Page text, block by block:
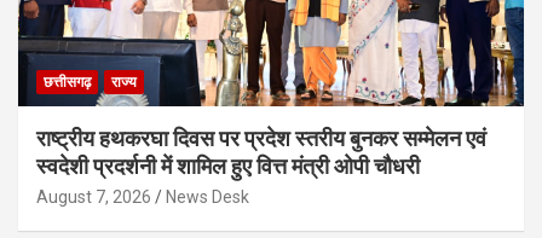
छत्तीसगढ़ राज्य
राष्ट्रीय हथकरघा दिवस पर प्रदेश स्तरीय बुनकर सम्मेलन एवं
स्वदेशी प्रदर्शनी में शामिल हुए वित्त मंत्री ओपी चौधरी
August 7, 2026 News Desk